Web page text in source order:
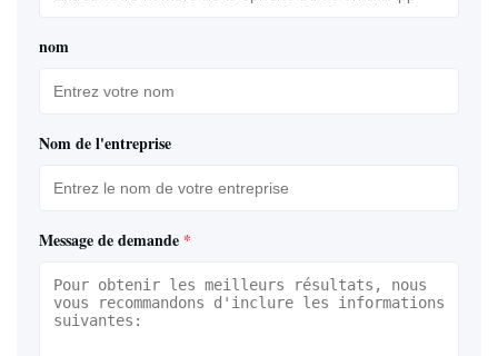
nom
Nom de l'entreprise
Message de demande *